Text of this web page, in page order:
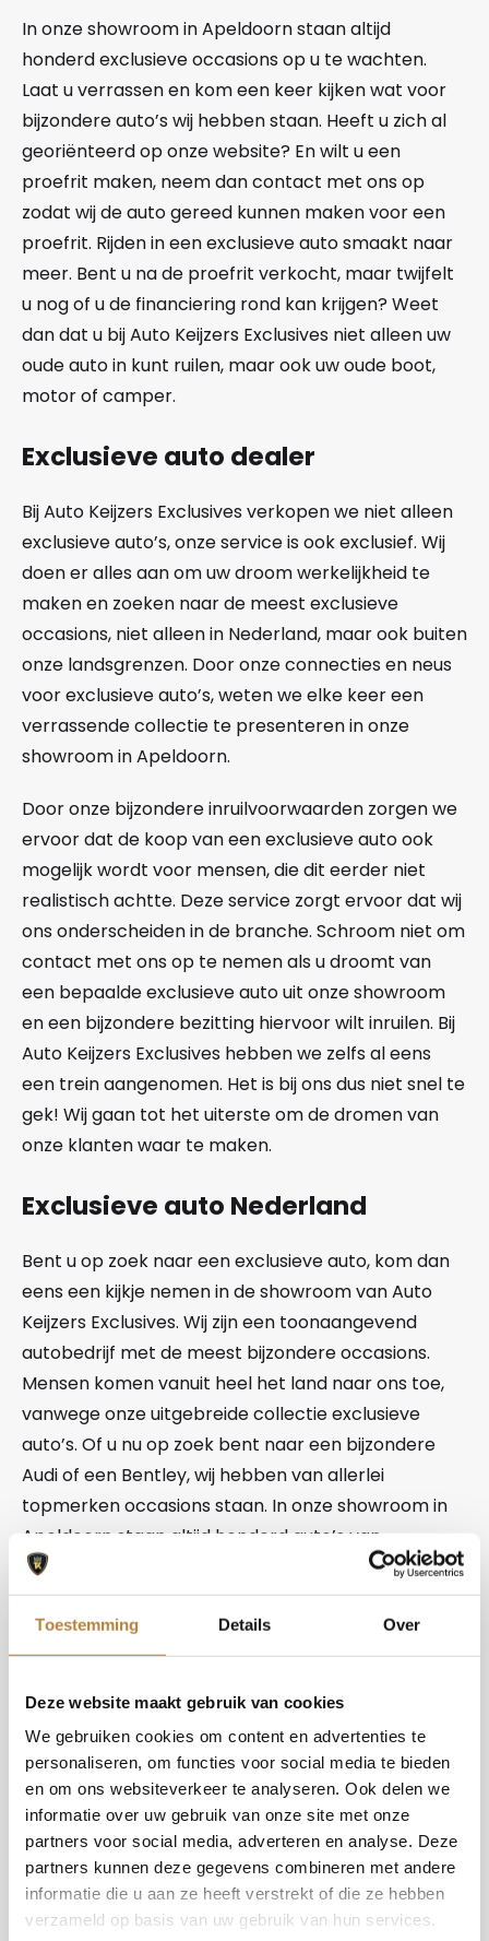
Toestemming Details Over
Deze website maakt gebruik van cookies
We gebruiken cookies om content en advertenties te
personaliseren, om functies voor social media te bieden
en om ons websiteverkeer te analyseren. Ook delen we
informatie over uw gebruik van onze site met onze
partners voor social media, adverteren en analyse. Deze
partners kunnen deze gegevens combineren met andere
informatie die u aan ze heeft verstrekt of die ze hebben
verzameld op basis van uw gebruik van hun services.
In onze showroom in Apeldoorn staan altijd
honderd exclusieve occasions op u te wachten.
Laat u verrassen en kom een keer kijken wat voor
bijzondere auto’s wij hebben staan. Heeft u zich al
georiënteerd op onze website? En wilt u een
proefrit maken, neem dan contact met ons op
zodat wij de auto gereed kunnen maken voor een
proefrit. Rijden in een exclusieve auto smaakt naar
meer. Bent u na de proefrit verkocht, maar twijfelt
u nog of u de financiering rond kan krijgen? Weet
dan dat u bij Auto Keijzers Exclusives niet alleen uw
oude auto in kunt ruilen, maar ook uw oude boot,
motor of camper.
Exclusieve auto dealer
Bij Auto Keijzers Exclusives verkopen we niet alleen
exclusieve auto’s, onze service is ook exclusief. Wij
doen er alles aan om uw droom werkelijkheid te
maken en zoeken naar de meest exclusieve
occasions, niet alleen in Nederland, maar ook buiten
onze landsgrenzen. Door onze connecties en neus
voor exclusieve auto’s, weten we elke keer een
verrassende collectie te presenteren in onze
showroom in Apeldoorn.
Door onze bijzondere inruilvoorwaarden zorgen we
ervoor dat de koop van een exclusieve auto ook
mogelijk wordt voor mensen, die dit eerder niet
realistisch achtte. Deze service zorgt ervoor dat wij
ons onderscheiden in de branche. Schroom niet om
contact met ons op te nemen als u droomt van
een bepaalde exclusieve auto uit onze showroom
en een bijzondere bezitting hiervoor wilt inruilen. Bij
Auto Keijzers Exclusives hebben we zelfs al eens
een trein aangenomen. Het is bij ons dus niet snel te
gek! Wij gaan tot het uiterste om de dromen van
onze klanten waar te maken.
Exclusieve auto Nederland
Bent u op zoek naar een exclusieve auto, kom dan
eens een kijkje nemen in de showroom van Auto
Keijzers Exclusives. Wij zijn een toonaangevend
autobedrijf met de meest bijzondere occasions.
Mensen komen vanuit heel het land naar ons toe,
vanwege onze uitgebreide collectie exclusieve
auto’s. Of u nu op zoek bent naar een bijzondere
Audi of een Bentley, wij hebben van allerlei
topmerken occasions staan. In onze showroom in
Apeldoorn staan altijd honderd auto’s van
verschillende merken. Ons deskundige personeel
staat voor u klaar om met u te kijken wat uw
wensen zijn om zo uw droomauto te vinden.
(inter)nationale netwerk weten wij de meest
exclusieve auto’s op te sporen. Wij kijken alle auto’s
vanzelfsprekend helemaal na. Schaderapporten
worden opgevraagd en eventuele reparaties
worden bestudeerd, zodat wij er zeker van zijn dat
wij alleen kwalitatief hoogstaande auto’s verkopen.
Auto’s die niet alleen een lust voor het oog zijn,
maar ook nog vele veilige kilometers kunnen